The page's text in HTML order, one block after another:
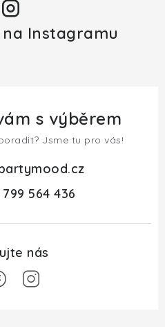
Instagramu
s výběrem
Jsme tu pro vás!
564 436